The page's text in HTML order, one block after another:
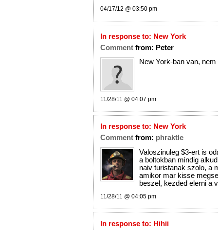
04/17/12 @ 03:50 pm
In response to: New York
Comment from: Peter
New York-ban van, nem
11/28/11 @ 04:07 pm
In response to: New York
Comment from: phraktle
Valoszinuleg $3-ert is
a boltokban mindig
naiv turistanak szolo, a
amikor mar kisse
beszel, kezded elerni a
11/28/11 @ 04:05 pm
In response to: Hihii